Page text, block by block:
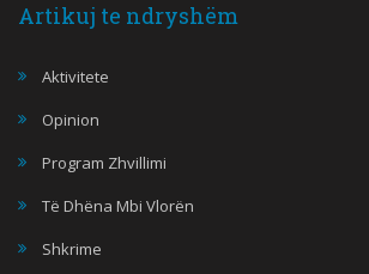
Artikuj te ndryshëm
Aktivitete
Opinion
Program Zhvillimi
Të Dhëna Mbi Vlorën
Shkrime